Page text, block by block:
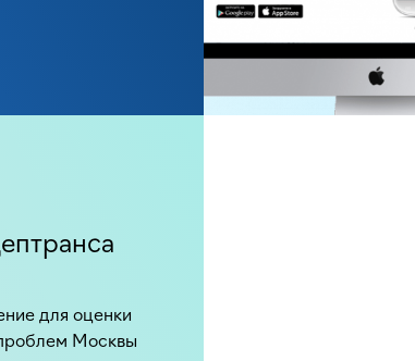
для оценки
Москвы